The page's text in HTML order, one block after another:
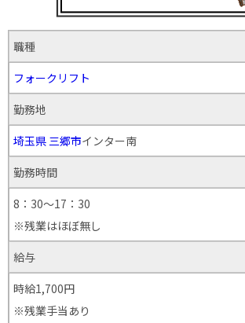
職種
フォークリフト
勤務地
埼玉県 三郷市インター南
勤務時間
8：30～17：30
※残業はほぼ無し
給与
時給1,700円
※残業手当あり